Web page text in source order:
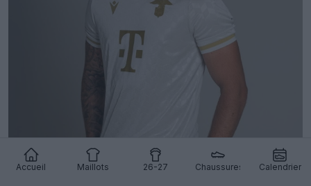
Accueil Maillots 26-27 Chaussures Calendrier